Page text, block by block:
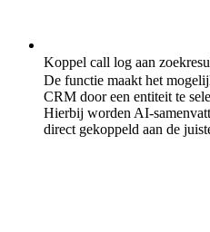
Koppel call log aan
De functie maakt het
CRM door een entiteit te
Hierbij worden AI-
direct gekoppeld aan de